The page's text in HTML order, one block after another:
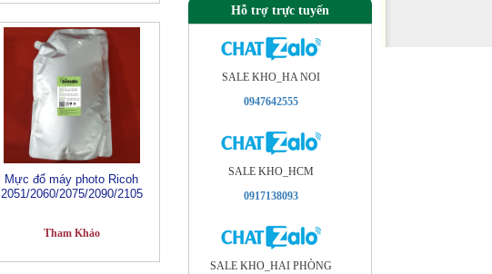
Mực đổ máy photo Ricoh
2051/2060/2075/2090/2105
Tham Khảo
Hỗ trợ trực tuyến
SALE KHO_HA NOI
0947642555
SALE KHO_HCM
0917138093
SALE KHO_HAI PHÒNG